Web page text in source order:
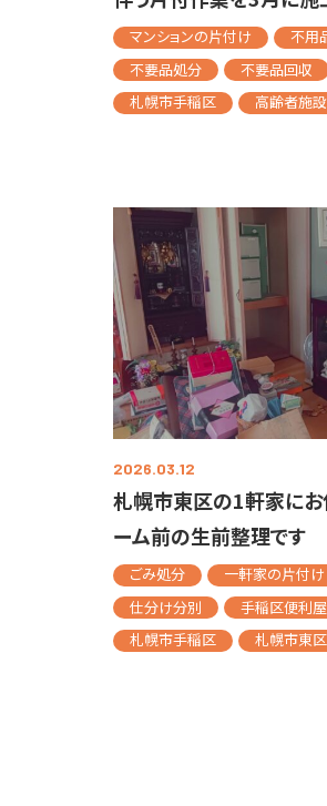
マンションの片付け 不用
不要品処分
不要品回収
札幌市手稲区
高齢者施
2026.03.12
札幌市東区の1軒家に
ーム前の生前整理です
ごみ処分 一軒家の片付け
仕分け分別
手稲区便利屋
札幌市手稲区
札幌市東区